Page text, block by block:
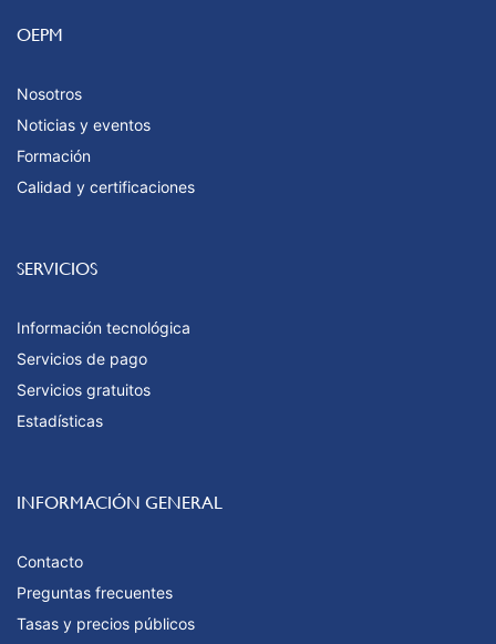
OEPM
Nosotros
Noticias y eventos
Formación
Calidad y certificaciones
SERVICIOS
Información tecnológica
Servicios de pago
Servicios gratuitos
Estadísticas
INFORMACIÓN GENERAL
Contacto
Preguntas frecuentes
Tasas y precios públicos